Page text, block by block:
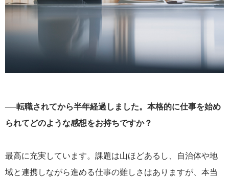
──転職されてから半年経過しました。本格的に仕事を始め
られてどのような感想をお持ちですか？
最高に充実しています。課題は山ほどあるし、自治体や地
域と連携しながら進める仕事の難しさはありますが、本当